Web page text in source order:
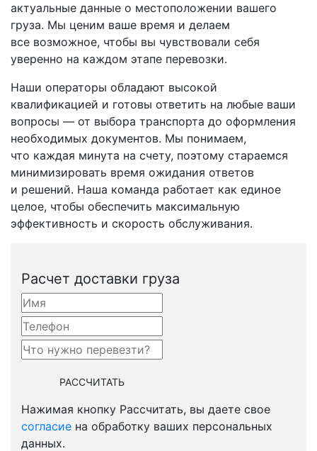
актуальные данные о местоположении вашего
груза. Мы ценим ваше время и делаем
все возможное, чтобы вы чувствовали себя
уверенно на каждом этапе перевозки.
Наши операторы обладают высокой
квалификацией и готовы ответить на любые ваши
вопросы — от выбора транспорта до оформления
необходимых документов. Мы понимаем,
что каждая минута на счету, поэтому стараемся
минимизировать время ожидания ответов
и решений. Наша команда работает как единое
целое, чтобы обеспечить максимальную
эффективность и скорость обслуживания.
Расчет доставки груза
Нажимая кнопку Рассчитать, вы даете свое
согласие на обработку ваших персональных
данных.